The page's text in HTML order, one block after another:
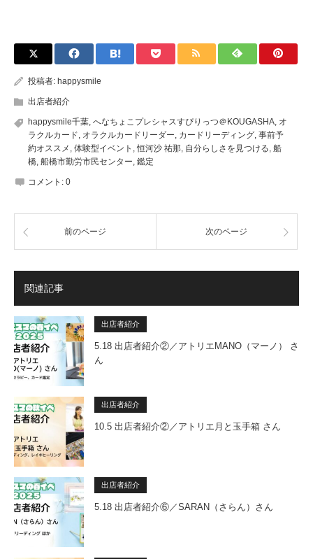
投稿者: happysmile
出店者紹介
happysmile千葉 へなちょこプレシャスすぴりっつ＠KOUGASHA オ
ラクルカード オラクルカードリーダー カードリーディング 事前予
約オススメ 体験型イベント ,恒河沙 祐那 自分らしさを見つける 船
橋 船橋市勤労市民センター 鑑定
コメント: 0
前のページ 次のページ
関連記事
出店者紹介
5.18 出店者紹介②／アトリエMANO（マーノ） さ
ん
出店者紹介
10.5 出店者紹介②／アトリエ月と玉手箱 さん
出店者紹介
5.18 出店者紹介⑥／SARAN（さらん）さん